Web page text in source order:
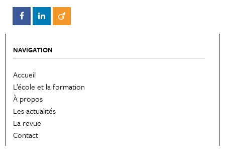
NAVIGATION
Accueil
L’école et la formation
À propos
Les actualités
La revue
Contact